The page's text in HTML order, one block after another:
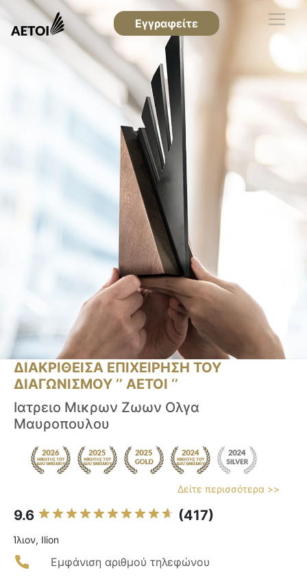
Εγγραφείτε
ΔΙΑΚΡΙΘΕΙΣΑ ΕΠΙΧΕΙΡΗΣΗ ΤΟΥ
ΔΙΑΓΩΝΙΣΜΟΥ ‘’ ΑΕΤΟΙ ‘’
Ιατρειο Μικρων Ζωων Ολγα
Μαυροπουλου
Δείτε περισσότερα >>
9.6 (417)
Ίλιον, Ilion
Εμφάνιση αριθμού τηλεφώνου